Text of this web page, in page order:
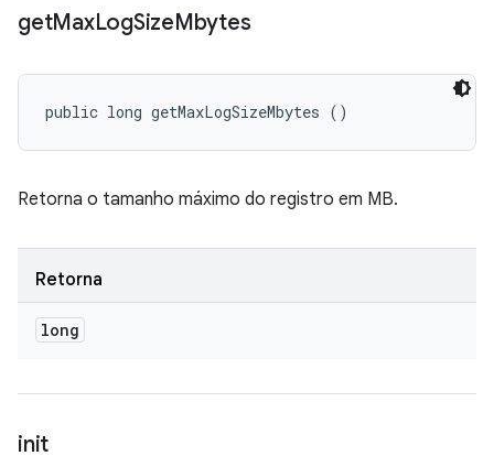
getMaxLogSizeMbytes
public long getMaxLogSizeMbytes ()
Retorna o tamanho máximo do registro em MB.
Retorna
long
init